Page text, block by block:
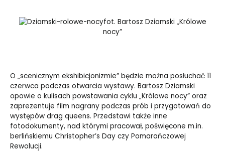
fot. Bartosz Dziamski „Królowe
nocy”
O „scenicznym ekshibicjonizmie” będzie można posłuchać 11
czerwca podczas otwarcia wystawy. Bartosz Dziamski
opowie o kulisach powstawania cyklu „Królowe nocy” oraz
zaprezentuje film nagrany podczas prób i przygotowań do
występów drag queens. Przedstawi także inne
fotodokumenty, nad którymi pracował, poświęcone m.in.
berlińskiemu Christopher’s Day czy Pomarańczowej
Rewolucji.